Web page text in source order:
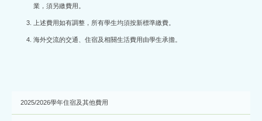
業，須另繳費用。
上述費用如有調整，所有學生均須按新標準繳費。
海外交流的交通、住宿及相關生活費用由學生承擔。
2025/2026學年住宿及其他費用